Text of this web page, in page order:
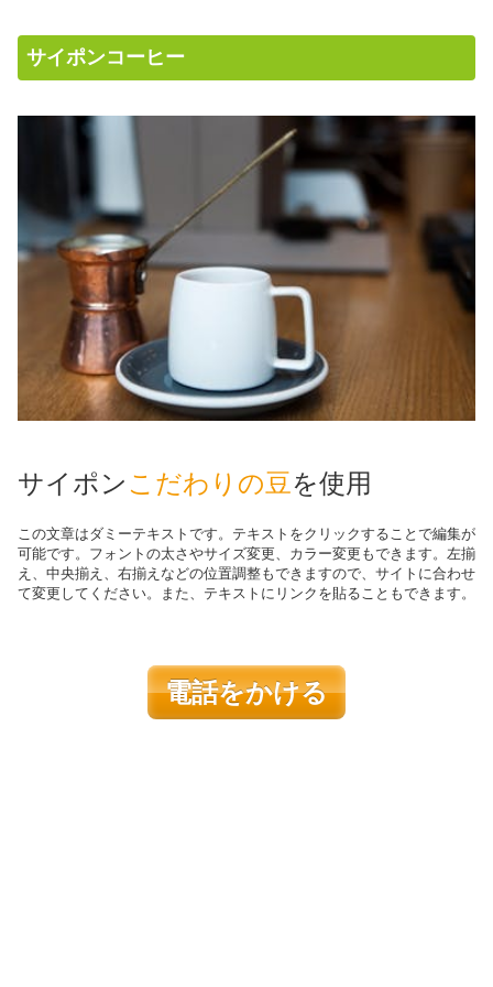
サイポンコーヒー
サイポンこだわりの豆を使用
この文章はダミーテキストです。テキストをクリックすることで編集が
可能です。フォントの太さやサイズ変更、カラー変更もできます。左揃
え、中央揃え、右揃えなどの位置調整もできますので、サイトに合わせ
て変更してください。また、テキストにリンクを貼ることもできます。
電話をかける